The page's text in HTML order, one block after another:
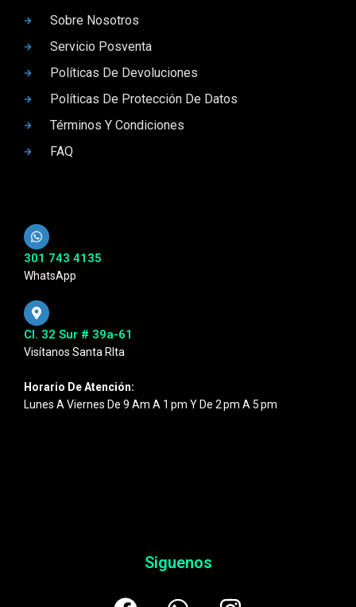
Sobre Nosotros
Servicio Posventa
Políticas De Devoluciones
Políticas De Protección De Datos
Términos Y Condiciones
FAQ
301 743 4135
WhatsApp
Cl. 32 Sur # 39a-61
Visítanos Santa RIta
Horario De Atención:
Lunes A Viernes De 9 Am A 1 Pm Y De 2 Pm A 5 Pm
Siguenos